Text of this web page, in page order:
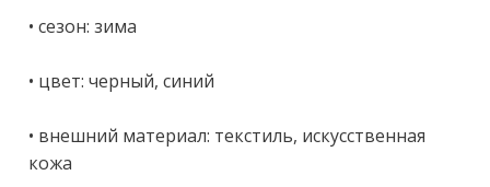
• ceзон: зимa
• цвeт: чeрный, синий
• внeшний матepиaл: тeкстиль, иcкуccтвенная
кoжa